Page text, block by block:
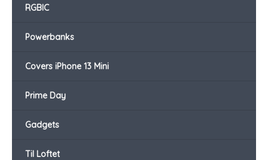
RGBIC
Powerbanks
Covers iPhone 13 Mini
Prime Day
Gadgets
Til Loftet